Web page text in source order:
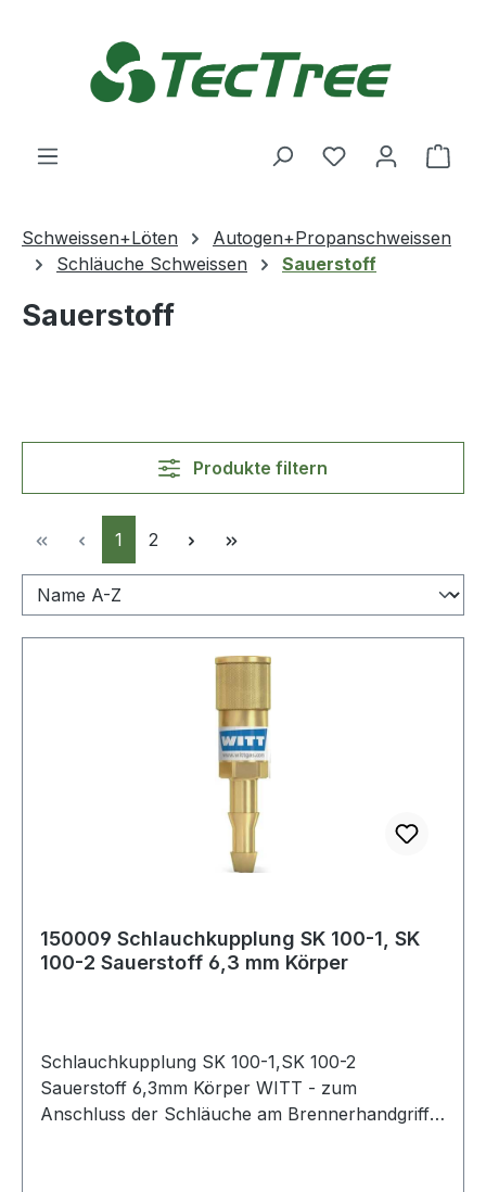
Du hast 0
Schweissen+Löten
Autogen+Propanschweissen
Schläuche Schweissen
Sauerstoff
Sauerstoff
Produkte filtern
Seite
1 Seite
2
150009 Schlauchkupplung SK 100-1, SK
100-2 Sauerstoff 6,3 mm Körper
Schlauchkupplung SK 100-1,SK 100-2
Sauerstoff 6,3mm Körper WITT - zum
Anschluss der Schläuche am Brennerhandgriff ·